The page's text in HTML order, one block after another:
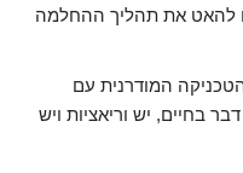
להאט את תהליך ההחלמה
המודרנית עם
בחיים, יש וריאציות ויש